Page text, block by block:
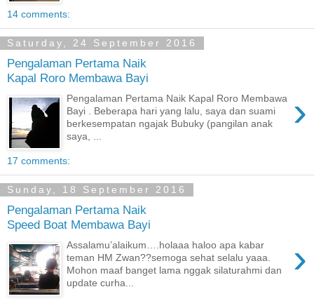
14 comments:
Saturday, 24 September 2016
Pengalaman Pertama Naik
Kapal Roro Membawa Bayi
›
Pengalaman Pertama Naik Kapal Roro Membawa
Bayi . Beberapa hari yang lalu, saya dan suami
berkesempatan ngajak Bubuky (pangilan anak
saya, ...
17 comments:
Sunday, 18 September 2016
Pengalaman Pertama Naik
Speed Boat Membawa Bayi
›
Assalamu’alaikum….holaaa haloo apa kabar
teman HM Zwan??semoga sehat selalu yaaa.
Mohon maaf banget lama nggak silaturahmi dan
update curha...